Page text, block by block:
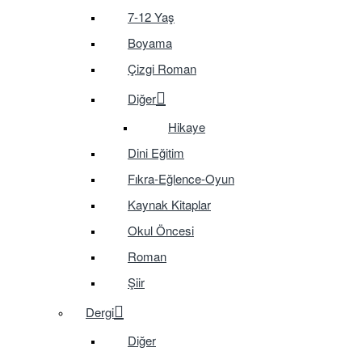
7-12 Yaş
Boyama
Çizgi Roman
Diğer
Hikaye
Dini Eğitim
Fıkra-Eğlence-Oyun
Kaynak Kitaplar
Okul Öncesi
Roman
Şiir
Dergi
Diğer